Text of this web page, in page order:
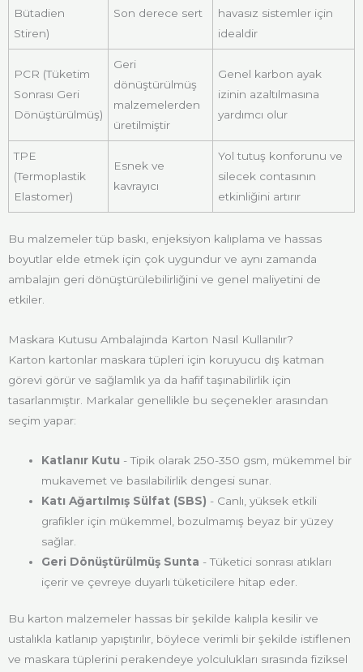
Bütadien
Stiren)
Son derece sert
havasız sistemler için
idealdir
PCR (Tüketim
Sonrası Geri
Dönüştürülmüş)
Geri
dönüştürülmüş
malzemelerden
üretilmiştir
Genel karbon ayak
izinin azaltılmasına
yardımcı olur
TPE
(Termoplastik
Elastomer)
Esnek ve
kavrayıcı
Yol tutuş konforunu ve
silecek contasının
etkinliğini artırır
Bu malzemeler tüp baskı, enjeksiyon kalıplama ve hassas
boyutlar elde etmek için çok uygundur ve aynı zamanda
ambalajın geri dönüştürülebilirliğini ve genel maliyetini de
etkiler.
Maskara Kutusu Ambalajında Karton Nasıl Kullanılır?
Karton kartonlar maskara tüpleri için koruyucu dış katman
görevi görür ve sağlamlık ya da hafif taşınabilirlik için
tasarlanmıştır. Markalar genellikle bu seçenekler arasından
seçim yapar:
Katlanır Kutu - Tipik olarak 250-350 gsm, mükemmel bir
mukavemet ve basılabilirlik dengesi sunar.
Katı Ağartılmış Sülfat (SBS) - Canlı, yüksek etkili
grafikler için mükemmel, bozulmamış beyaz bir yüzey
sağlar.
Geri Dönüştürülmüş Sunta - Tüketici sonrası atıkları
içerir ve çevreye duyarlı tüketicilere hitap eder.
Bu karton malzemeler hassas bir şekilde kalıpla kesilir ve
ustalıkla katlanıp yapıştırılır, böylece verimli bir şekilde istiflenen
ve maskara tüplerini perakendeye yolculukları sırasında fiziksel